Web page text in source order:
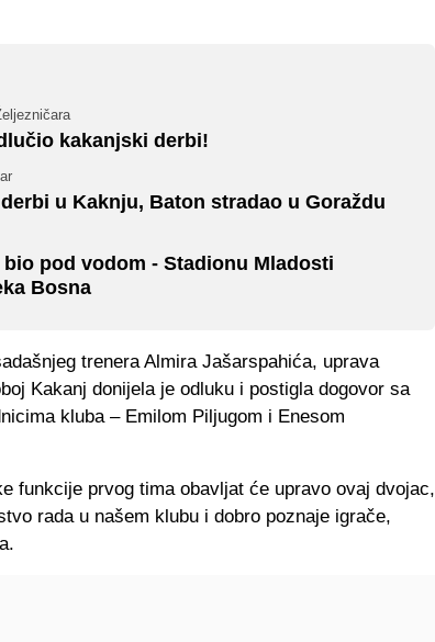
kakanjski derbi!
u Kaknju, Baton stradao u Goraždu
bio pod vodom - Stadionu Mladosti
Bosna
trenera Almira Jašarspahića, uprava
Kakanj donijela je odluku i postigla dogovor sa
kluba – Emilom Piljugom i Enesom
funkcije prvog tima obavljat će upravo ovaj dvojac,
rada u našem klubu i dobro poznaje igrače,